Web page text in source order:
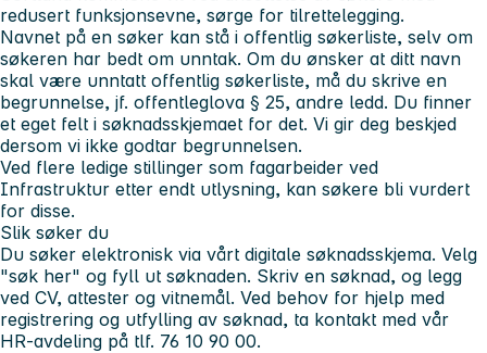
redusert funksjonsevne, sørge for tilrettelegging.
Navnet på en søker kan stå i offentlig søkerliste, selv om
søkeren har bedt om unntak. Om du ønsker at ditt navn
skal være unntatt offentlig søkerliste, må du skrive en
begrunnelse, jf. offentleglova § 25, andre ledd. Du finner
et eget felt i søknadsskjemaet for det. Vi gir deg beskjed
dersom vi ikke godtar begrunnelsen.
Ved flere ledige stillinger som fagarbeider ved
Infrastruktur etter endt utlysning, kan søkere bli vurdert
for disse.
Slik søker du
Du søker elektronisk via vårt digitale søknadsskjema. Velg
"søk her" og fyll ut søknaden. Skriv en søknad, og legg
ved CV, attester og vitnemål. Ved behov for hjelp med
registrering og utfylling av søknad, ta kontakt med vår
HR-avdeling på tlf. 76 10 90 00.